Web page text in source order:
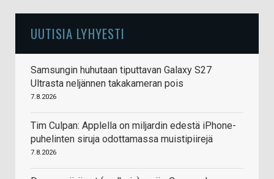
UUTISIA LYHYESTI
Samsungin huhutaan tiputtavan Galaxy S27
Ultrasta neljännen takakameran pois
7.8.2026
Tim Culpan: Applella on miljardin edestä iPhone-
puhelinten siruja odottamassa muistipiirejä
7.8.2026